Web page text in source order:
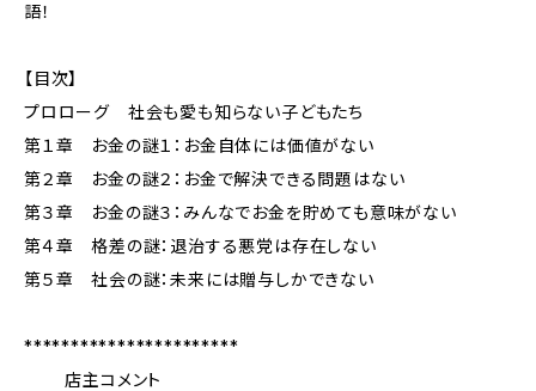
語！
【目次】
プロローグ 社会も愛も知らない子どもたち
第１章 お金の謎１：お金自体には価値がない
第２章 お金の謎２：お金で解決できる問題はない
第３章 お金の謎３：みんなでお金を貯めても意味がない
第４章 格差の謎：退治する悪党は存在しない
第５章 社会の謎：未来には贈与しかできない
***********************
店主コメント